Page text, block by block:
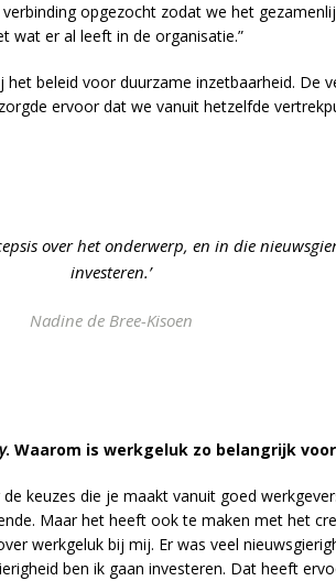
opgezocht zodat we het
wat er al leeft in de organisatie.”
beleid voor duurzame inzetbaarheid. De
ervoor dat we vanuit hetzelfde
over het onderwerp, en in die
investeren.’
Nadine de Bree-Kisoen
. Waarom is werkgeluk zo belangrijk
keuzes die je maakt vanuit goed
Maar het heeft ook te maken met het
werkgeluk bij mij. Er was veel
ben ik gaan investeren. Dat heeft